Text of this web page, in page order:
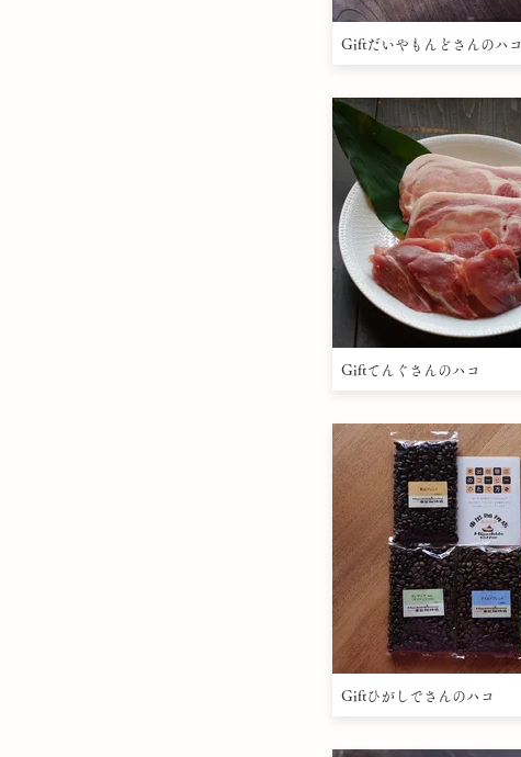
Giftだいやもんどさんのハコ
Giftてんぐさんのハコ
Giftひがしでさんのハコ